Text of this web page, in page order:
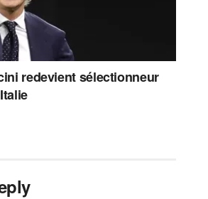
redevient sélectionneur